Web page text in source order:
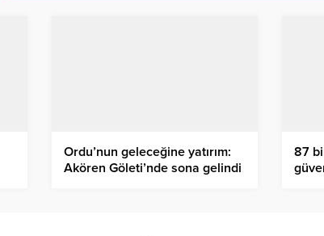
Ordu’nun geleceğine yatırım:
Akören Göleti’nde sona gelindi
87